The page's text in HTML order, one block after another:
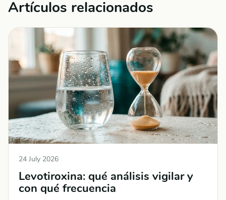
Artículos relacionados
24 July 2026
Levotiroxina: qué análisis vigilar y
con qué frecuencia